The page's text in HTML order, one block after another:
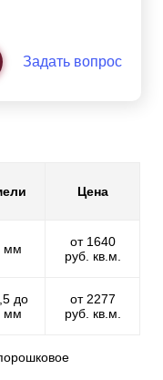
Задать вопрос
Цена
мм
от 1640
руб. кв.м.
до
мм
от 2277
руб. кв.м.